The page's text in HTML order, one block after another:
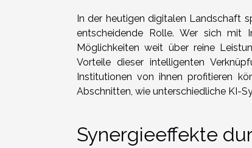
In der heutigen digitalen Landschaft
entscheidende Rolle. Wer sich mit
Möglichkeiten weit über reine
Vorteile dieser intelligenten
Institutionen von ihnen profitieren
Abschnitten, wie unterschiedliche KI-
Synergieeffekte